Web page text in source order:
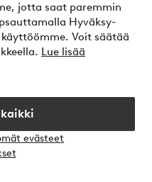
jotta saat paremmin
Hyväksy-
Voit säätää
Lue lisää
evästeet
nyt tai erissä